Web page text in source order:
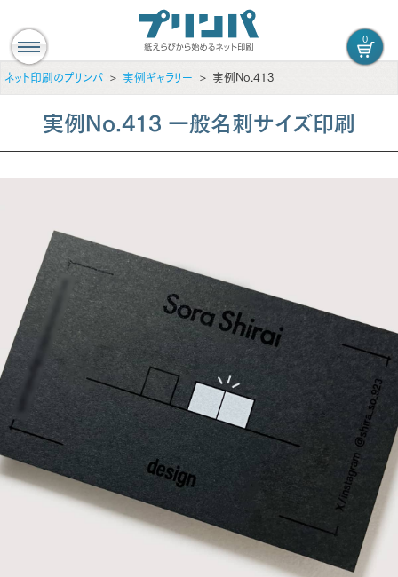
0
ネット印刷のプリンパ 実例ギャラリー 実例No.413
実例No.413 一般名刺サイズ印刷